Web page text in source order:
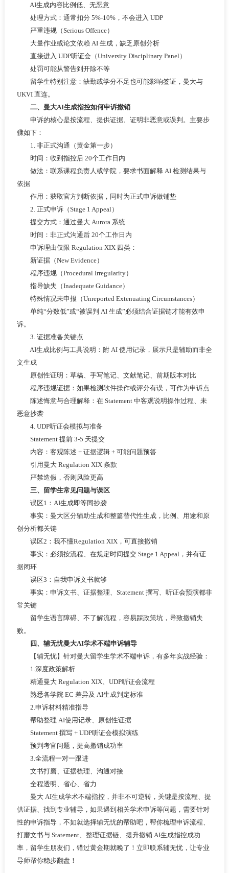
AI生成内容比例低、无恶意
处理方式：通常扣分 5%-10%，不会进入 UDP
严重违规（Serious Offence）
大量作业或论文依赖 AI 生成，缺乏原创分析
直接进入 UDP听证会（University Disciplinary Panel）
处罚可能从警告到开除不等
留学生特别注意：缺勤或学分不足也可能影响签证，曼大与
UKVI 直连。
二、曼大AI生成指控如何申诉撤销
申诉的核心是按流程、提供证据、证明非恶意或误判。主要步
骤如下：
1. 非正式沟通（黄金第一步）
时间：收到指控后 20个工作日内
做法：联系课程负责人或学院，要求书面解释 AI 检测结果与
依据
作用：获取官方判断依据，同时为正式申诉做铺垫
2. 正式申诉（Stage 1 Appeal）
提交方式：通过曼大 Aurora 系统
时间：非正式沟通后 20个工作日内
申诉理由仅限 Regulation XIX 四类：
新证据（New Evidence）
程序违规（Procedural Irregularity）
指导缺失（Inadequate Guidance）
特殊情况未申报（Unreported Extenuating Circumstances）
单纯“分数低”或“被误判 AI 生成”必须结合证据链才能有效申
诉。
3. 证据准备关键点
AI生成比例与工具说明：附 AI 使用记录，展示只是辅助而非全
文生成
原创性证明：草稿、手写笔记、文献笔记、前期版本对比
程序违规证据：如果检测软件操作或评分有误，可作为申诉点
陈述悔意与合理解释：在 Statement 中客观说明操作过程、未
恶意抄袭
4. UDP听证会模拟与准备
Statement 提前 3-5 天提交
内容：客观陈述 + 证据逻辑 + 可能问题预答
引用曼大 Regulation XIX 条款
严禁造假，否则风险更高
三、留学生常见问题与误区
误区1：AI生成即等同抄袭
事实：曼大区分辅助生成和整篇替代性生成，比例、用途和原
创分析都关键
误区2：我不懂Regulation XIX，可直接撤销
事实：必须按流程、在规定时间提交 Stage 1 Appeal，并有证
据闭环
误区3：自我申诉文书就够
事实：申诉文书、证据整理、Statement 撰写、听证会预演都非
常关键
留学生语言障碍、不了解流程，容易踩政策坑，导致撤销失
败。
四、辅无忧曼大AI学术不端申诉辅导
【辅无忧】针对曼大留学生学术不端申诉，有多年实战经验：
1.深度政策解析
精通曼大 Regulation XIX、UDP听证会流程
熟悉各学院 EC 差异及 AI生成判定标准
2.申诉材料精准指导
帮助整理 AI使用记录、原创性证据
Statement 撰写 + UDP听证会模拟演练
预判考官问题，提高撤销成功率
3.全流程一对一跟进
文书打磨、证据梳理、沟通对接
全程透明、省心、省力
曼大 AI生成学术不端指控，并非不可逆转，关键是按流程、提
供证据、找到专业辅导，如果遇到相关学术申诉等问题，需要针对
性的申诉指导，不如就选择辅无忧的帮助吧，帮你梳理申诉流程、
打磨文书与 Statement、整理证据链、提升撤销 AI生成指控成功
率，留学生朋友们，错过黄金期就晚了！立即联系辅无忧，让专业
导师帮你稳步翻盘！